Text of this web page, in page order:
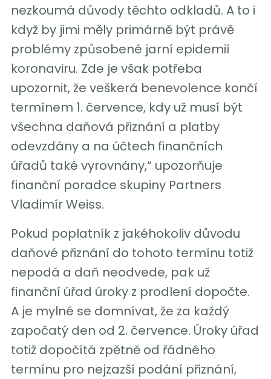
nezkoumá důvody těchto odkladů. A to i
když by jimi měly primárně být právě
problémy způsobené jarní epidemií
koronaviru. Zde je však potřeba
upozornit, že veškerá benevolence končí
termínem 1. července, kdy už musí být
všechna daňová přiznání a platby
odevzdány a na účtech finančních
úřadů také vyrovnány,“ upozorňuje
finanční poradce skupiny Partners
Vladimír Weiss.
Pokud poplatník z jakéhokoliv důvodu
daňové přiznání do tohoto termínu totiž
nepodá a daň neodvede, pak už
finanční úřad úroky z prodlení dopočte.
A je mylné se domnívat, že za každý
započatý den od 2. července. Úroky úřad
totiž dopočítá zpětně od řádného
termínu pro nejzazší podání přiznání,